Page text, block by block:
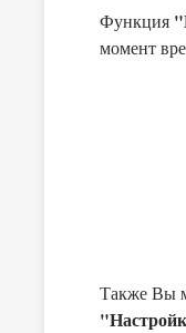
Функция
момент
Также Вы